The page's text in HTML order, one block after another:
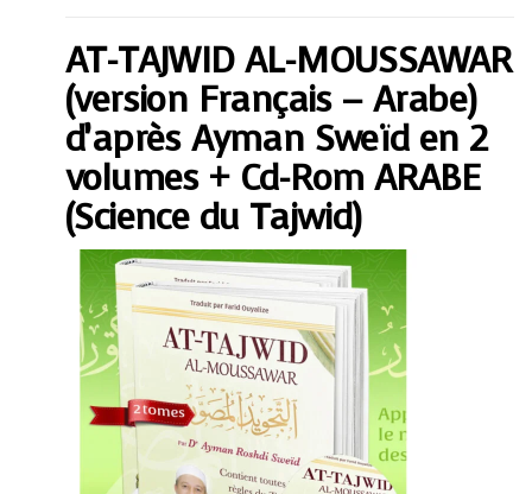
Français
-
Arabe)
d'après
Ayman
Sweïd
2
volumes
+
Cd-
Rom
ARABE
(Science
du
Tajwid)
quantity
AT-TAJWID AL-MOUSSAWAR
(version Français – Arabe)
d’après Ayman Sweïd en 2
volumes + Cd-Rom ARABE
(Science du Tajwid)